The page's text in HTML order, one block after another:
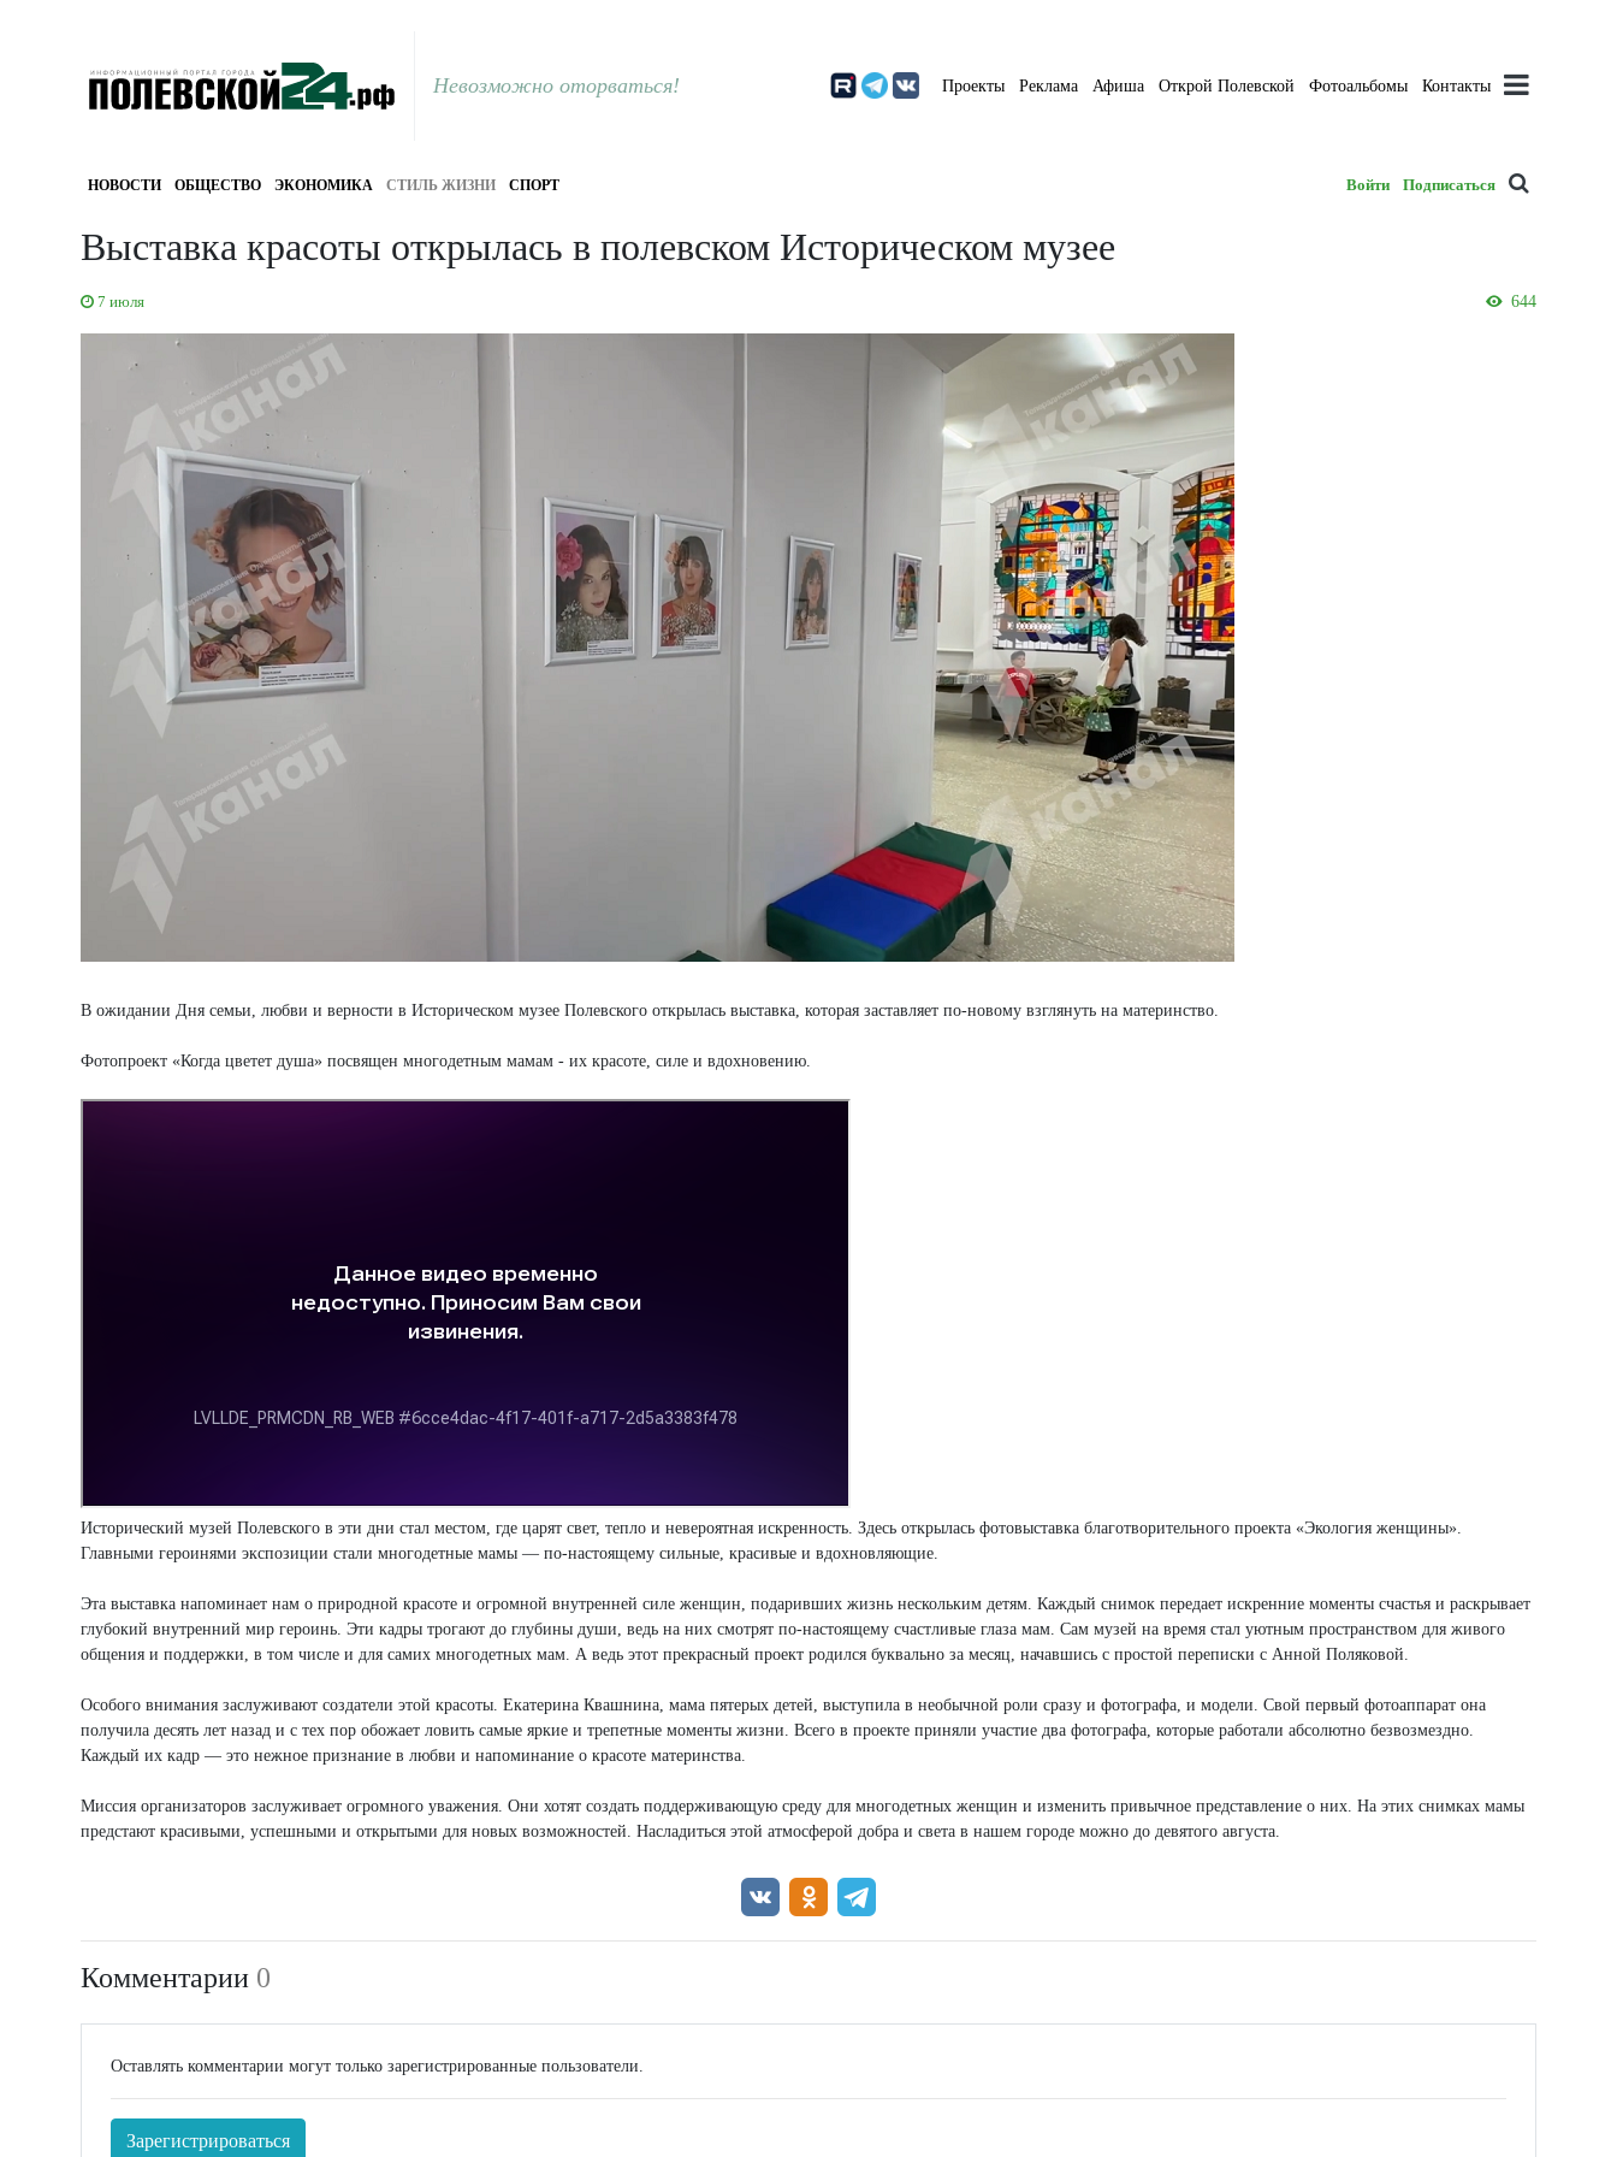
Невозможно оторваться! Проекты Реклама Афиша Открой Полевской Фотоальбомы Контакты
НОВОСТИ ОБЩЕСТВО ЭКОНОМИКА СТИЛЬ ЖИЗНИ СПОРТ Войти Подписаться
Выставка красоты открылась в полевском Историческом музее
7 июля 644
В ожидании Дня семьи, любви и верности в Историческом музее Полевского открылась выставка, которая заставляет по-новому взглянуть на материнство.
Фотопроект «Когда цветет душа» посвящен многодетным мамам - их красоте, силе и вдохновению.
Исторический музей Полевского в эти дни стал местом, где царят свет, тепло и невероятная искренность. Здесь открылась фотовыставка благотворительного проекта «Экология женщины».
Главными героинями экспозиции стали многодетные мамы — по-настоящему сильные, красивые и вдохновляющие.
Эта выставка напоминает нам о природной красоте и огромной внутренней силе женщин, подаривших жизнь нескольким детям. Каждый снимок передает искренние моменты счастья и раскрывает
глубокий внутренний мир героинь. Эти кадры трогают до глубины души, ведь на них смотрят по-настоящему счастливые глаза мам. Сам музей на время стал уютным пространством для живого
общения и поддержки, в том числе и для самих многодетных мам. А ведь этот прекрасный проект родился буквально за месяц, начавшись с простой переписки с Анной Поляковой.
Особого внимания заслуживают создатели этой красоты. Екатерина Квашнина, мама пятерых детей, выступила в необычной роли сразу и фотографа, и модели. Свой первый фотоаппарат она
получила десять лет назад и с тех пор обожает ловить самые яркие и трепетные моменты жизни. Всего в проекте приняли участие два фотографа, которые работали абсолютно безвозмездно.
Каждый их кадр — это нежное признание в любви и напоминание о красоте материнства.
Миссия организаторов заслуживает огромного уважения. Они хотят создать поддерживающую среду для многодетных женщин и изменить привычное представление о них. На этих снимках мамы
предстают красивыми, успешными и открытыми для новых возможностей. Насладиться этой атмосферой добра и света в нашем городе можно до девятого августа.
Комментарии 0
Оставлять комментарии могут только зарегистрированные пользователи.
Зарегистрироваться